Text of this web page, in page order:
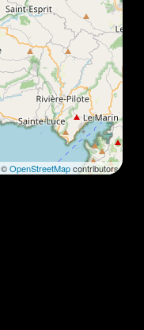
©OpenStreetMapcontributors